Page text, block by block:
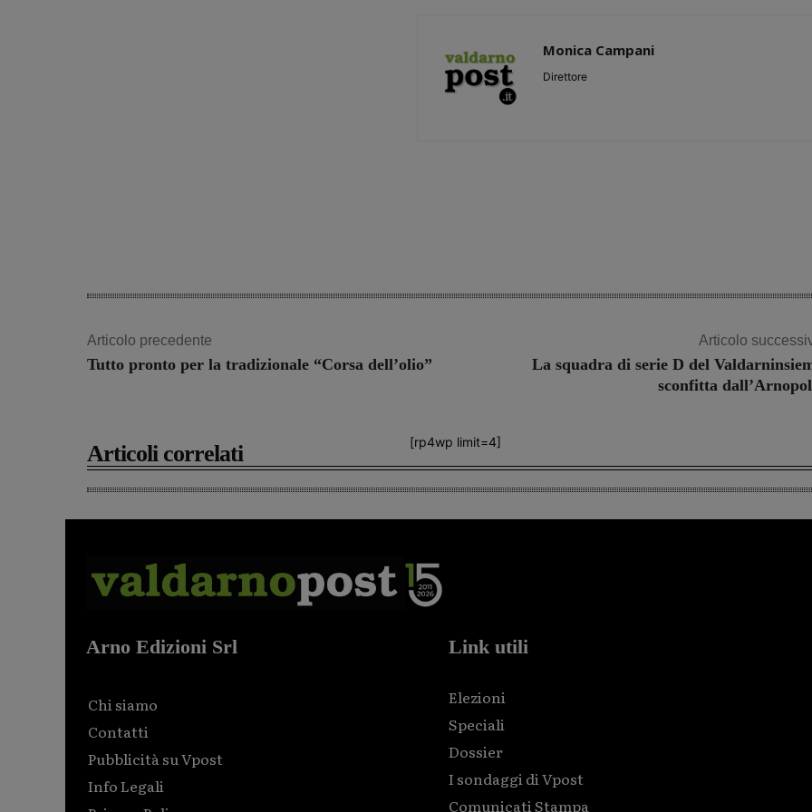
Monica Campani
Direttore
Articolo precedente
Tutto pronto per la tradizionale “Corsa dell’olio”
Articolo
La squadra di serie D del
sconfitta
[rp4wp limit=4]
Articoli correlati
Arno Edizioni Srl
Chi siamo
Contatti
Pubblicità su Vpost
Info Legali
Link utili
Elezioni
Speciali
Dossier
I sondaggi di Vpost
Comunicati Stampa